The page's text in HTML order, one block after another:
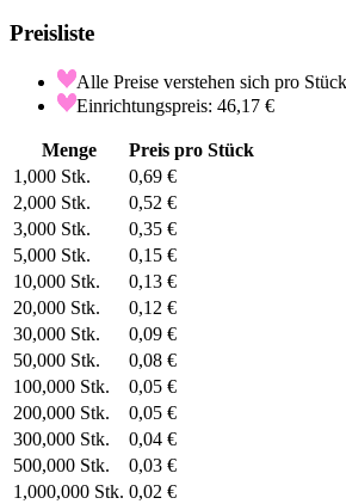
Preisliste
Alle Preise verstehen sich pro
Einrichtungspreis: 46,17 €
Menge
Preis pro Stück
1,000 Stk.
0,69 €
2,000 Stk.
0,52 €
3,000 Stk.
0,35 €
5,000 Stk.
0,15 €
10,000 Stk.
0,13 €
20,000 Stk.
0,12 €
30,000 Stk.
0,09 €
50,000 Stk.
0,08 €
100,000 Stk.
0,05 €
200,000 Stk.
0,05 €
300,000 Stk.
0,04 €
500,000 Stk.
0,03 €
1,000,000 Stk. 0,02 €